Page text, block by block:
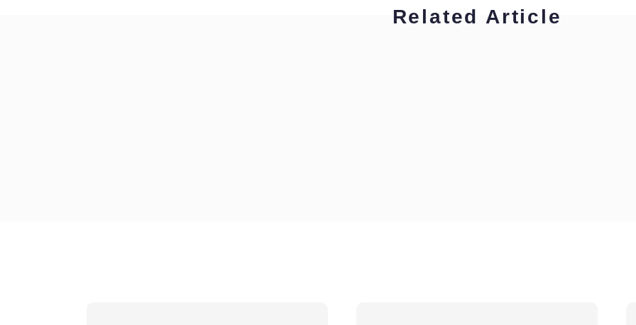
Related Article